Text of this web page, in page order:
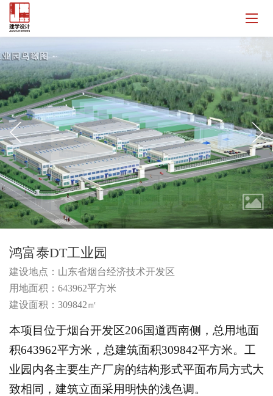
鸿富泰DT工业园
建设地点：山东省烟台经济技术开发区
用地面积：643962平方米
建设面积：309842㎡
本项目位于烟台开发区206国道西南侧，总用地面
积643962平方米，总建筑面积309842平方米。工
业园内各主要生产厂房的结构形式平面布局方式大
致相同，建筑立面采用明快的浅色调。